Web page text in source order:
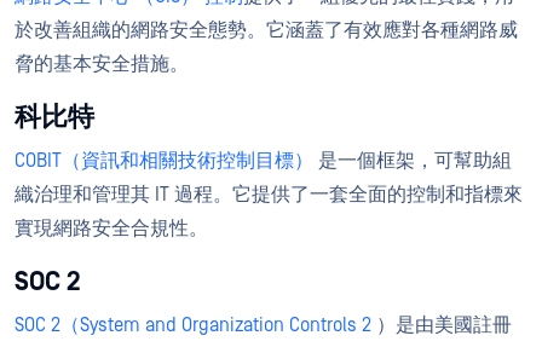
於改善組織的網路安全態勢。它涵蓋了有效應對各種網路威
脅的基本安全措施。
科比特
COBIT（資訊和相關技術控制目標）
是一個框架，可幫助組
織治理和管理其 IT 過程。它提供了一套全面的控制和指標來
實現網路安全合規性。
SOC 2
SOC 2（System and Organization Controls 2 ）是由美國註冊